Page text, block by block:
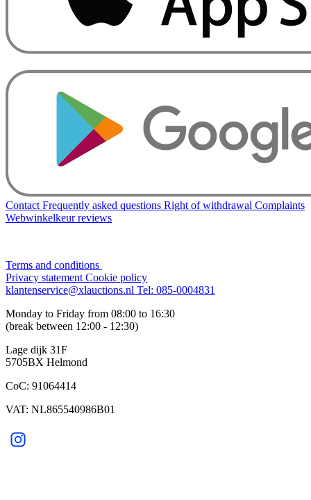
Contact Frequently asked questions Right of withdrawal Complaints
Webwinkelkeur reviews
Terms and conditions
Privacy statement Cookie policy
klantenservice@xlauctions.nl Tel: 085-0004831
Monday to Friday from 08:00 to 16:30
(break between 12:00 - 12:30)
Lage dijk 31F
5705BX Helmond
CoC: 91064414
VAT: NL865540986B01